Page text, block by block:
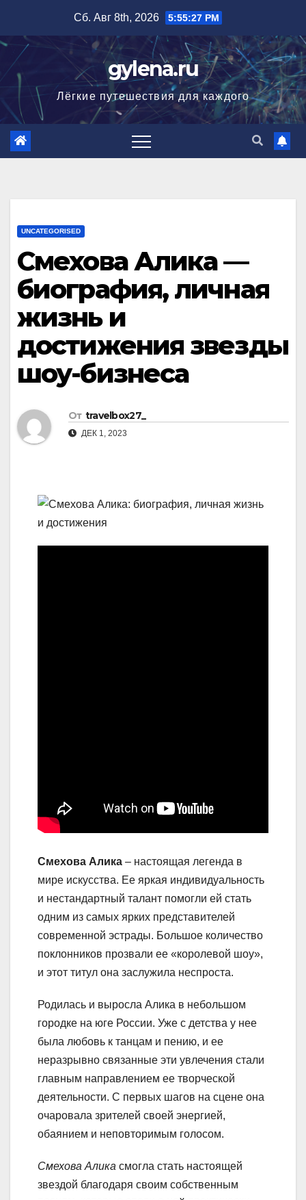
содержимому
Сб. Авг 8th, 2026 5:55:28 PM
gylena.ru
Лёгкие путешествия для каждого
UNCATEGORISED
Смехова Алика —
биография, личная
жизнь и
достижения звезды
шоу-бизнеса
От travelbox27_
ДЕК 1, 2023
Смехова Алика – настоящая легенда в
мире искусства. Ее яркая индивидуальность
и нестандартный талант помогли ей стать
одним из самых ярких представителей
современной эстрады. Большое количество
поклонников прозвали ее «королевой шоу»,
и этот титул она заслужила неспроста.
Родилась и выросла Алика в небольшом
городке на юге России. Уже с детства у нее
была любовь к танцам и пению, и ее
неразрывно связанные эти увлечения стали
главным направлением ее творческой
деятельности. С первых шагов на сцене она
очаровала зрителей своей энергией,
обаянием и неповторимым голосом.
Смехова Алика смогла стать настоящей
звездой благодаря своим собственным